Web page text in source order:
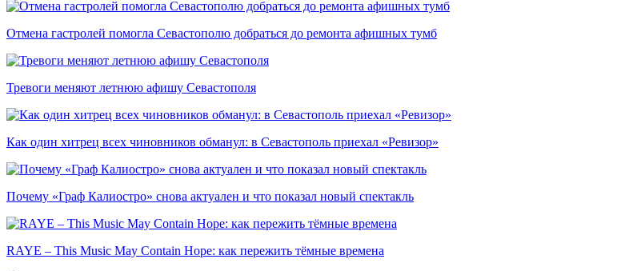
Отмена гастролей помогла Севастополю добраться до ремонта афишных тумб
Тревоги меняют летнюю афишу Севастополя
Как один хитрец всех чиновников обманул: в Севастополь приехал «Ревизор»
Почему «Граф Калиостро» снова актуален и что показал новый спектакль
RAYE – This Music May Contain Hope: как пережить тёмные времена